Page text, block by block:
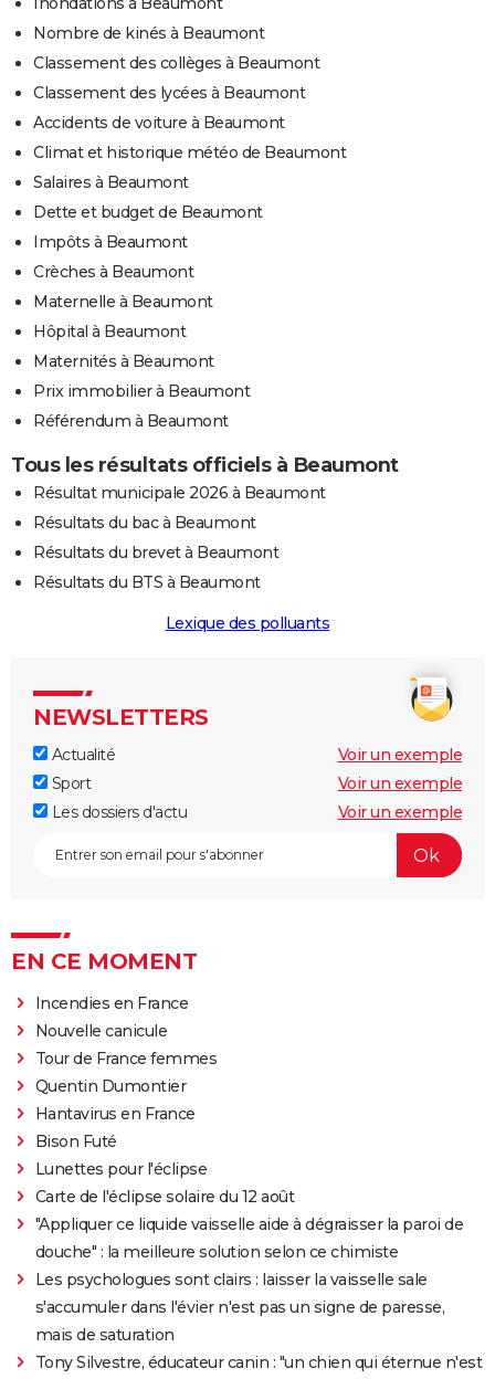
Nombre de kinés à Beaumont
Classement des collèges à Beaumont
Classement des lycées à Beaumont
Accidents de voiture à Beaumont
Climat et historique météo de Beaumont
Salaires à Beaumont
Dette et budget de Beaumont
Impôts à Beaumont
Crèches à Beaumont
Maternelle à Beaumont
Hôpital à Beaumont
Maternités à Beaumont
Prix immobilier à Beaumont
Référendum à Beaumont
Tous les résultats officiels à Beaumont
Résultat municipale 2026 à Beaumont
Résultats du bac à Beaumont
Résultats du brevet à Beaumont
Résultats du BTS à Beaumont
Lexique des polluants
NEWSLETTERS
Actualité
Voir un exemple
Sport
Voir un exemple
Les dossiers d'actu
Voir un exemple
EN CE MOMENT
Incendies en France
Nouvelle canicule
Tour de France femmes
Quentin Dumontier
Hantavirus en France
Bison Futé
Lunettes pour l'éclipse
Carte de l'éclipse solaire du 12 août
"Appliquer ce liquide vaisselle aide à dégraisser la paroi de
douche" : la meilleure solution selon ce chimiste
Les psychologues sont clairs : laisser la vaisselle sale
s'accumuler dans l'évier n'est pas un signe de paresse,
mais de saturation
Tony Silvestre, éducateur canin : "un chien qui éternue n'est